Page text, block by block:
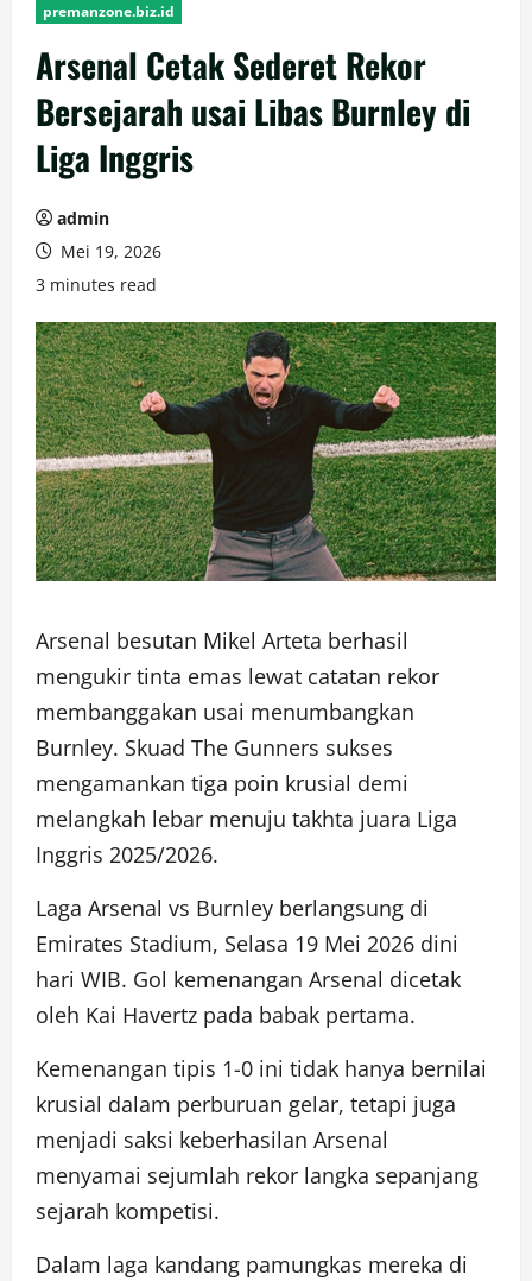
premanzone.biz.id
Arsenal Cetak Sederet Rekor
Bersejarah usai Libas Burnley di
Liga Inggris
admin
Mei 19, 2026
3 minutes read
Arsenal besutan Mikel Arteta berhasil
mengukir tinta emas lewat catatan rekor
membanggakan usai menumbangkan
Burnley. Skuad The Gunners sukses
mengamankan tiga poin krusial demi
melangkah lebar menuju takhta juara Liga
Inggris 2025/2026.
Laga Arsenal vs Burnley berlangsung di
Emirates Stadium, Selasa 19 Mei 2026 dini
hari WIB. Gol kemenangan Arsenal dicetak
oleh Kai Havertz pada babak pertama.
Kemenangan tipis 1-0 ini tidak hanya bernilai
krusial dalam perburuan gelar, tetapi juga
menjadi saksi keberhasilan Arsenal
menyamai sejumlah rekor langka sepanjang
sejarah kompetisi.
Dalam laga kandang pamungkas mereka di